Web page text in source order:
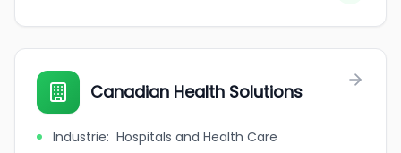
Canadian Health Solutions
Industrie: Hospitals and Health Care